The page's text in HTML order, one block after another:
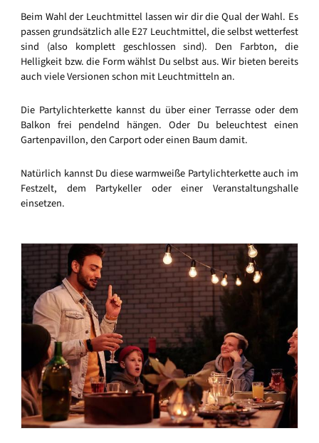
Beim Wahl der Leuchtmittel lassen wir dir die Qual der Wahl. Es
passen grundsätzlich alle E27 Leuchtmittel, die selbst wetterfest
sind (also komplett geschlossen sind). Den Farbton, die
Helligkeit bzw. die Form wählst Du selbst aus. Wir bieten bereits
auch viele Versionen schon mit Leuchtmitteln an.
Die Partylichterkette kannst du über einer Terrasse oder dem
Balkon frei pendelnd hängen. Oder Du beleuchtest einen
Gartenpavillon, den Carport oder einen Baum damit.
Natürlich kannst Du diese warmweiße Partylichterkette auch im
Festzelt, dem Partykeller oder einer Veranstaltungshalle
einsetzen.